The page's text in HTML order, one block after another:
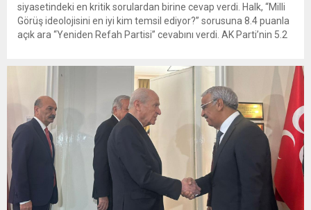
siyasetindeki en kritik sorulardan birine cevap verdi. Halk, “Milli
Görüş ideolojisini en iyi kim temsil ediyor?” sorusuna 8.4 puanla
açık ara “Yeniden Refah Partisi” cevabını verdi. AK Parti’nin 5.2